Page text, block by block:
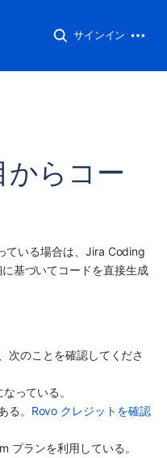
サインイン
からコー
いる場合は、 Jira Coding
基づいてコードを直接生成
次のことを確認してくださ
っている。
る。 Rovo クレジットを確認
プランを利用している。